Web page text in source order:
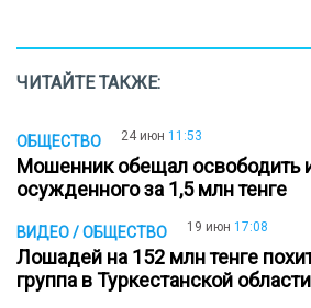
ЧИТАЙТЕ ТАКЖЕ:
ОБЩЕСТВО 24 июн 11:53
Мошенник обещал освободить
осужденного за 1,5 млн тенге
ВИДЕО / ОБЩЕСТВО 19 июн 17:08
Лошадей на 152 млн тенге
группа в Туркестанской области